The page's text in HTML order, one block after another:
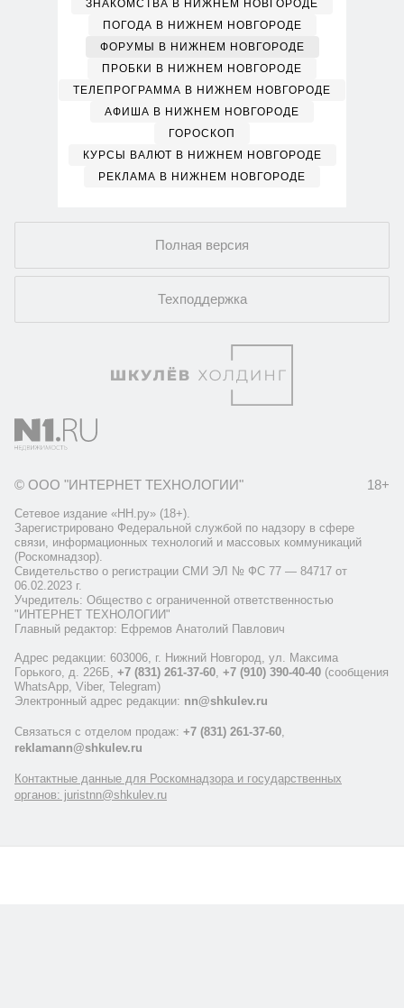
ЗНАКОМСТВА В НИЖНЕМ НОВГОРОДЕ
ПОГОДА В НИЖНЕМ НОВГОРОДЕ
ФОРУМЫ В НИЖНЕМ НОВГОРОДЕ
ПРОБКИ В НИЖНЕМ НОВГОРОДЕ
ТЕЛЕПРОГРАММА В НИЖНЕМ НОВГОРОДЕ
АФИША В НИЖНЕМ НОВГОРОДЕ
ГОРОСКОП
КУРСЫ ВАЛЮТ В НИЖНЕМ НОВГОРОДЕ
РЕКЛАМА В НИЖНЕМ НОВГОРОДЕ
Полная версия
Техподдержка
© ООО "ИНТЕРНЕТ ТЕХНОЛОГИИ" 18+
Сетевое издание «НН.ру» (18+).
Зарегистрировано Федеральной службой по надзору в сфере
связи, информационных технологий и массовых коммуникаций
(Роскомнадзор).
Свидетельство о регистрации СМИ ЭЛ № ФС 77 — 84717 от
06.02.2023 г.
Учредитель: Общество с ограниченной ответственностью
"ИНТЕРНЕТ ТЕХНОЛОГИИ"
Главный редактор: Ефремов Анатолий Павлович
Адрес редакции: 603006, г. Нижний Новгород, ул. Максима
Горького, д. 226Б, +7 (831) 261-37-60, +7 (910) 390-40-40 (сообщения
WhatsApp, Viber, Telegram)
Электронный адрес редакции: nn@shkulev.ru
Связаться с отделом продаж: +7 (831) 261-37-60,
reklamann@shkulev.ru
Контактные данные для Роскомнадзора и государственных
органов: juristnn@shkulev.ru